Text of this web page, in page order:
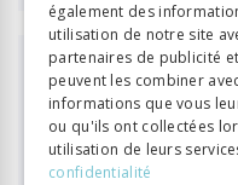
J'achète ce numéro
(Lecture en ligne
achats au numéro)
Format HTML (lecture
également des
utilisation de notre site
partenaires de publicité
peuvent les combiner
informations que vous
ou qu'ils ont collectées
utilisation de leurs
confidentialité